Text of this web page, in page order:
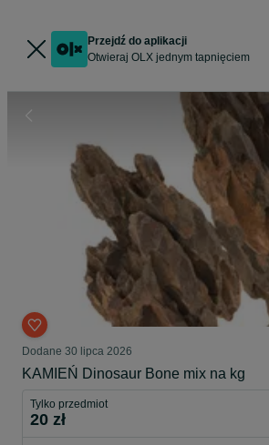
Przejdź do aplikacji
Otwieraj OLX jednym tapnięciem
Dodane 30 lipca 2026
KAMIEŃ Dinosaur Bone mix na kg
Tylko przedmiot
20 zł